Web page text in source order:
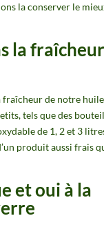
la conserver le
la
fraîcheur de notre huile
tels que des
de 1, 2 et 3
produit aussi frais
et oui à la